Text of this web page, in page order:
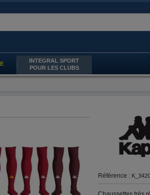
INTEGRAL SPORT
POUR LES CLUBS
Référence :